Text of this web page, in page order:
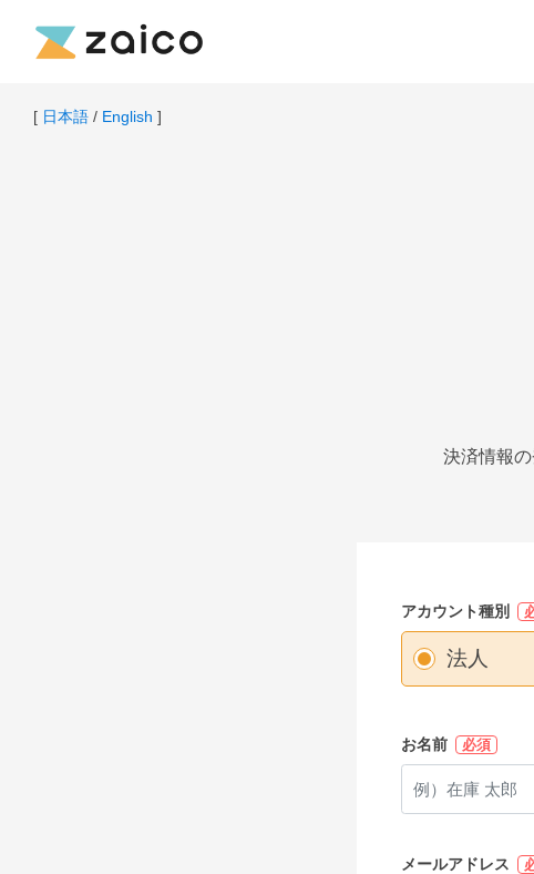
[ 日本語 / English ]
決済情報
アカウント種別
法人
お名前 必須
メールアドレス